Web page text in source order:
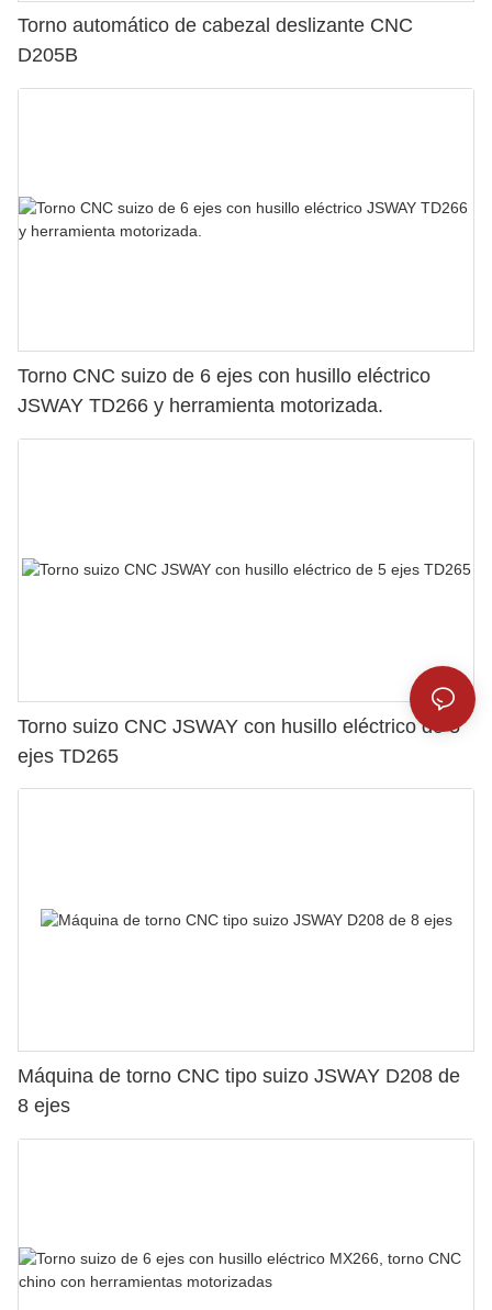
Torno automático de cabezal deslizante CNC
D205B
Torno CNC suizo de 6 ejes con husillo eléctrico
JSWAY TD266 y herramienta motorizada.
Torno suizo CNC JSWAY con husillo eléctrico de 5
ejes TD265
Máquina de torno CNC tipo suizo JSWAY D208 de
8 ejes